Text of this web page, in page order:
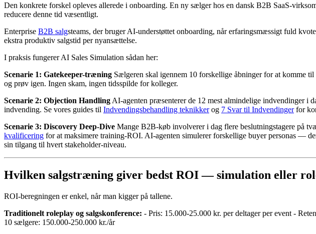
Den konkrete forskel opleves allerede i onboarding. En ny sælger hos en dansk B2B SaaS-
reducere denne tid væsentligt.
Enterprise B2B salgsteams, der bruger AI-understøttet onboarding, når erfaringsmæssigt fuld
ekstra produktiv salgstid per nyansættelse.
I praksis fungerer AI Sales Simulation sådan her:
Scenarie 1: Gatekeeper-træning Sælgeren skal igennem 10 forskellige åbninger for at komme
og prøv igen. Ingen skam, ingen tidsspilde for kolleger.
Scenarie 2: Objection Handling AI-agenten præsenterer de 12 mest almindelige indvendinger
indvending. Se vores guides til Indvendingsbehandling teknikkerog 7 Svar til Indvendingerfor
Scenarie 3: Discovery Deep-Dive Mange B2B-køb involverer i dag flere beslutningstagere på
kvalificering for at maksimere training-ROI. AI-agenten simulerer forskellige buyer personas —
sin tilgang til hvert stakeholder-niveau.
Hvilken salgstræning giver bedst ROI — simulation eller
ROI-beregningen er enkel, når man kigger på tallene.
Traditionelt roleplay og salgskonference: - Pris: 15.000-25.000 kr. per deltager per event -
10 sælgere: 150.000-250.000 kr./år